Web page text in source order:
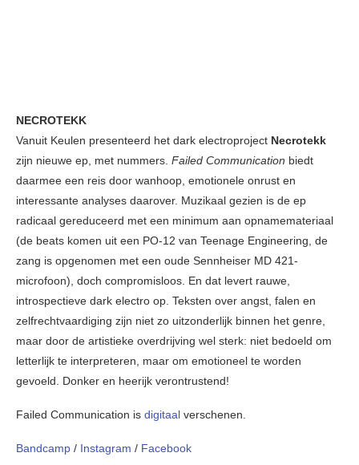
NECROTEKK
Vanuit Keulen presenteerd het dark electroproject Necrotekk
zijn nieuwe ep, met nummers. Failed Communication biedt
daarmee een reis door wanhoop, emotionele onrust en
interessante analyses daarover. Muzikaal gezien is de ep
radicaal gereduceerd met een minimum aan opnamemateriaal
(de beats komen uit een PO-12 van Teenage Engineering, de
zang is opgenomen met een oude Sennheiser MD 421-
microfoon), doch compromisloos. En dat levert rauwe,
introspectieve dark electro op. Teksten over angst, falen en
zelfrechtvaardiging zijn niet zo uitzonderlijk binnen het genre,
maar door de artistieke overdrijving wel sterk: niet bedoeld om
letterlijk te interpreteren, maar om emotioneel te worden
gevoeld. Donker en heerijk verontrustend!
Failed Communication is digitaal verschenen.
Bandcamp / Instagram / Facebook